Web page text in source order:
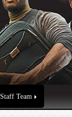
Staff Team